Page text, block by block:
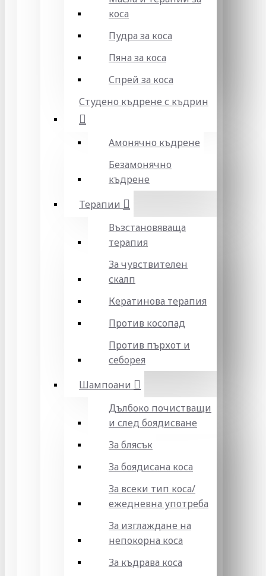
коса
Пудра за коса
Пяна за коса
Спрей за коса
Студено къдрене с къдрин
Амонячно къдрене
Безамонячно
къдрене
Терапии
Възстановяваща
терапия
За чувствителен
скалп
Кератинова терапия
Против косопад
Против пърхот и
себорея
Шампоани
Дълбоко почистващи
и след боядисване
За блясък
За боядисана коса
За всеки тип коса/
ежедневна употреба
За изглаждане на
непокорна коса
За къдрава коса